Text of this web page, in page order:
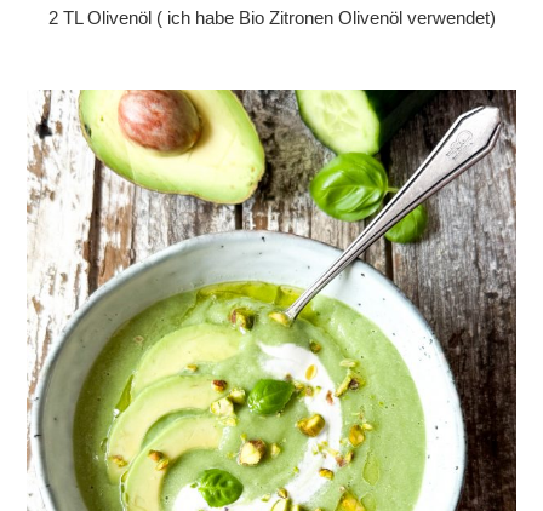
2 TL Olivenöl ( ich habe Bio Zitronen Olivenöl verwendet)